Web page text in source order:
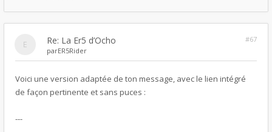
Re: La Er5 d’Ocho
#67
parER5Rider
Voici une version adaptée de ton message, avec le lien intégré
de façon pertinente et sans puces :
---